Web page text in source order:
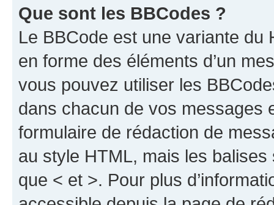
Que sont les BBCodes ?
Le BBCode est une variante du
en forme des éléments d’un
vous pouvez utiliser les
dans chacun de vos messages
formulaire de rédaction de
au style HTML, mais les
que < et >. Pour plus